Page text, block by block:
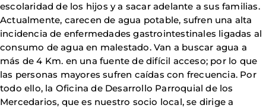
escolaridad de los hijos y a sacar adelante a sus familias.
Actualmente, carecen de agua potable, sufren una alta
incidencia de enfermedades gastrointestinales ligadas al
consumo de agua en malestado. Van a buscar agua a
más de 4 Km. en una fuente de difícil acceso; por lo que
las personas mayores sufren caídas con frecuencia. Por
todo ello, la Oficina de Desarrollo Parroquial de los
Mercedarios, que es nuestro socio local, se dirige a